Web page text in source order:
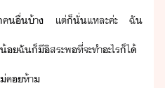
​คื่​้า​ ​แต่​็​ั่แหละ​ค่ะ​ ​ฉั​
ฉั​็​ีิสระ​พที่​จะ​ทำ​ะไร​็ไ้​
ค​ห้า